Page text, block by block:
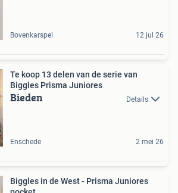
Bovenkarspel 12 jul 26
Te koop 13 delen van de serie van
Biggles Prisma Juniores
Bieden Details
Enschede 2 mei 26
Biggles in de West - Prisma Juniores